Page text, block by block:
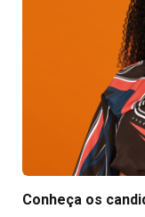
Conheça os